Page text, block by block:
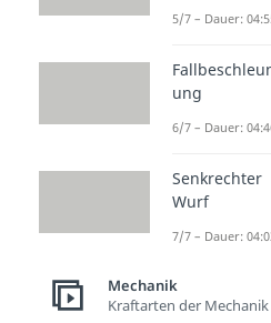
Fläche A,
Druck p.
die Fläche
Der
von Kraft
5/7 – Dauer:
ung
6/7 – Dauer:
Senkrechter
Wurf
7/7 – Dauer:
Mechanik
Kraftarten der Mechanik